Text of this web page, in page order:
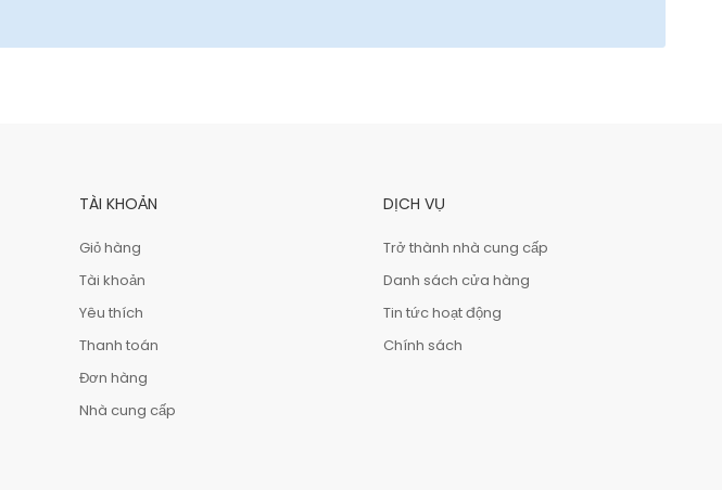
TÀI KHOẢN
Giỏ hàng
Tài khoản
Yêu thích
Thanh toán
Đơn hàng
Nhà cung cấp
DỊCH VỤ
Trở thành nhà cung cấp
Danh sách cửa hàng
Tin tức hoạt động
Chính sách